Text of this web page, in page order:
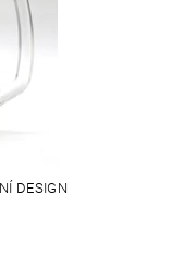
DESIGN